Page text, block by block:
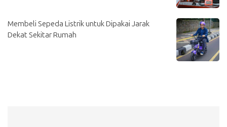
Membeli Sepeda Listrik untuk Dipakai Jarak
Dekat Sekitar Rumah